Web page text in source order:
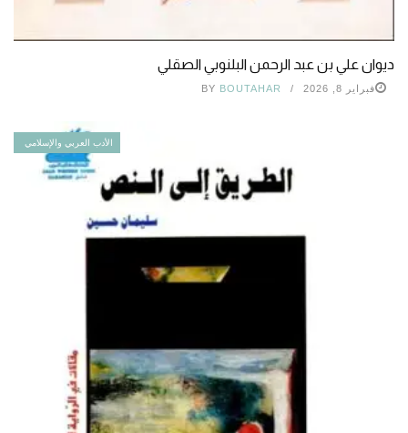
ديوان علي بن عبد الرحمن البلنوبي الصقلي
فبراير 8, 2026 BY BOUTAHAR
الأدب العربي والإسلامي